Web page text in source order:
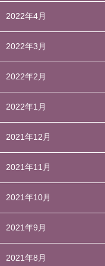
2022年4月
2022年3月
2022年2月
2022年1月
2021年12月
2021年11月
2021年10月
2021年9月
2021年8月